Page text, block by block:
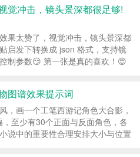
同一个人在原始环境的一致的、扩
觉冲击，镜头景深都很足够!
果太赞了，视觉冲击，镜头景深都
启发下转换成 json 格式，支持镜
制参数😏 第一张是真的喜欢！😍
图谱效果提示词
，画一个工笔西游记角色大合影，
至少有30个正面与反面角色，各
说中的重要性合理安排大小与位置